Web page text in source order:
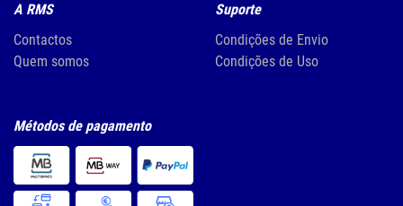
A RMS
Contactos
Quem somos
Suporte
Condições de Envio
Condições de Uso
Métodos de pagamento